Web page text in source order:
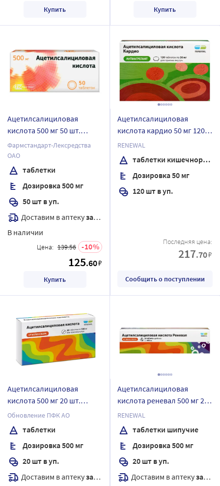
Купить Купить
Ацетилсалициловая
кислота 500 мг 50 шт.
блистер таблетки
Фармстандарт-Лексредства
ОАО
таблетки
Дозировка 500 мг
50 шт в уп.
Доставим в аптекузавтра
В наличии
Цена: 139.56 10
125.60₽
Купить
Ацетилсалициловая
кислота кардио 50 мг 120
шт. блистер таблетки
кишечнорастворимые ,
покрытые пленочной
оболочкой
RENEWAL
таблетки кишечнорастворимые , покрытые пленочной оболочкой
Дозировка 50 мг
120 шт в уп.
Последняя цена:
217.70₽
Сообщить о поступлении
Ацетилсалициловая
кислота 500 мг 20 шт.
таблетки
Обновление ПФК АО
таблетки
Дозировка 500 мг
20 шт в уп.
Доставим в аптекузавтра
Ацетилсалициловая
кислота реневал 500 мг 20
шт. таблетки шипучие
RENEWAL
таблетки шипучие
Дозировка 500 мг
20 шт в уп.
Доставим в аптекузавтра